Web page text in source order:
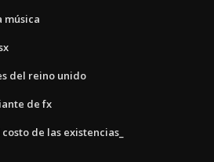
música
del reino unido
de fx
de las existencias_